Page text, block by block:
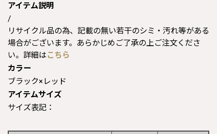
アイテム説明
/
リサイクル品の為、記載の無い若干のシミ・汚れ等がある
場合がございます。あらかじめご了承の上ご注文くださ
い。詳細は こちら
カラー
ブラック×レッド
アイテムサイズ
サイズ表記：